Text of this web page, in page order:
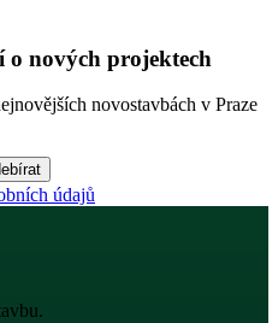
nových projektech
novostavbách v Praze
údajů